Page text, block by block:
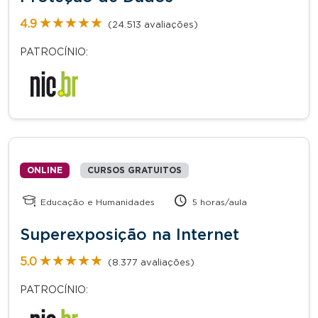
4.9 ★★★★★
★★★★★ (24.513 avaliações)
PATROCÍNIO:
ONLINE CURSOS GRATUITOS
Educação e Humanidades 5 horas/aula
Superexposição na Internet
5.0 ★★★★★
★★★★★ (8.377 avaliações)
PATROCÍNIO: